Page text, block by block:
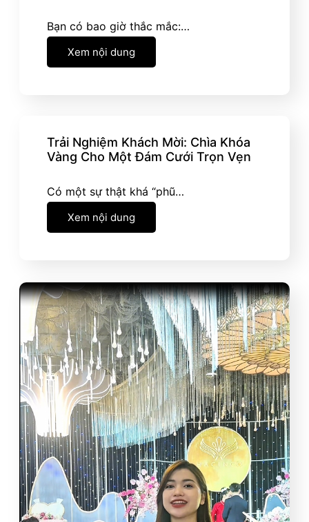
Bạn có bao giờ thắc mắc:…
Xem nội dung
Trải Nghiệm Khách Mời: Chìa Khóa
Vàng Cho Một Đám Cưới Trọn Vẹn
Có một sự thật khá “phũ…
Xem nội dung